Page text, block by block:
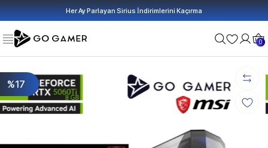
Her Ay Parlayan Sirius İndirimlerini Kaçırma
0
%17